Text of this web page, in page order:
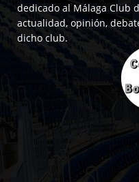
dedicado al Málaga Club
actualidad, opinión,
dicho club.